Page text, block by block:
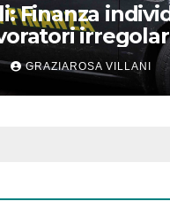
Finanza
GRAZIAROSA VILLANI